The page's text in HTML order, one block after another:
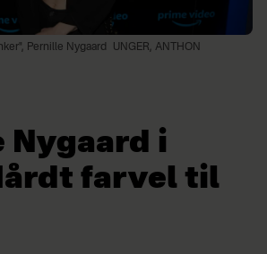
Pernille Nygaard UNGER, ANTHON
Nygaard i
farvel til